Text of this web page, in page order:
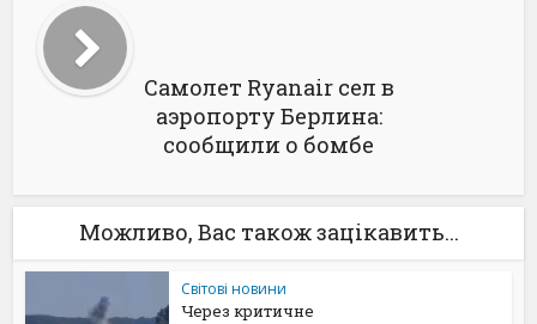
Самолет Ryanair сел в
аэропорту Берлина:
сообщили о бомбе
Можливо, Вас також зацікавить...
Світові новини
Через критичне